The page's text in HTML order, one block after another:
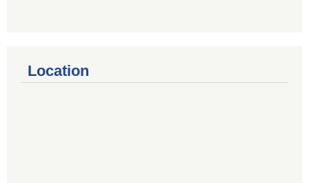
Location